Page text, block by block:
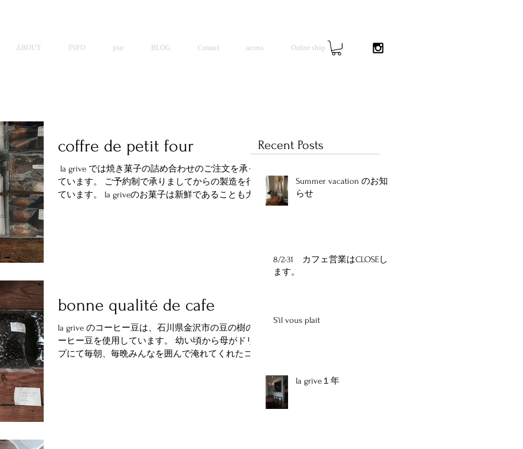
ABOUT INFO jour BLOG Contact access Online shop
coffre de petit four
​ la grive では焼き菓子の詰め合わせのご注文を承っ
ています。 ご予約制で承りましてからの製造を行っ
ています。 la griveのお菓子は新鮮であることも大切
bonne qualité de cafe
la grive のコーヒー豆は、石川県金沢市の豆の樹のコ
ーヒー豆を使用しています。 幼い頃から母がドリッ
プにて毎朝、毎晩みんなを囲んで淹れてくれたコー
Recent Posts
Summer vacation のお知
らせ
8/2-31 カフェ営業はCLOSEし
ます。
S'il vous plaît
la grive１年